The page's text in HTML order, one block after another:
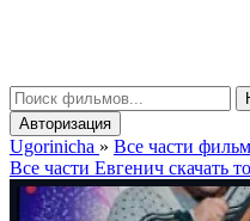
Авторизация
Ugorinicha » Все части
Все части Евгенич скачать